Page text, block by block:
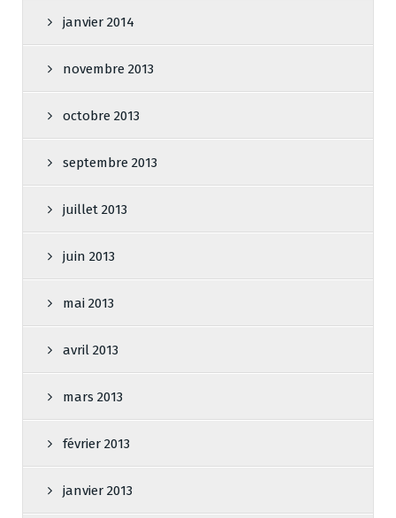
janvier 2014
novembre 2013
octobre 2013
septembre 2013
juillet 2013
juin 2013
mai 2013
avril 2013
mars 2013
février 2013
janvier 2013